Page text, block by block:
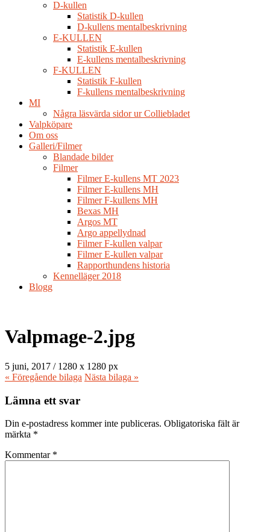
D-kullen
Statistik D-kullen
D-kullens mentalbeskrivning
E-KULLEN
Statistik E-kullen
E-kullens mentalbeskrivning
F-KULLEN
Statistik F-kullen
F-kullens mentalbeskrivning
MI
Några läsvärda sidor ur Colliebladet
Valpköpare
Om oss
Galleri/Filmer
Blandade bilder
Filmer
Filmer E-kullens MT 2023
Filmer E-kullens MH
Filmer F-kullens MH
Bexas MH
Argos MT
Argo appellydnad
Filmer F-kullen valpar
Filmer E-kullen valpar
Rapporthundens historia
Kennelläger 2018
Blogg
Valpmage-2.jpg
5 juni, 2017 / 1280 x 1280 px
« Föregående bilaga Nästa bilaga »
Lämna ett svar
Din e-postadress kommer inte publiceras. Obligatoriska fält är
märkta *
Kommentar *